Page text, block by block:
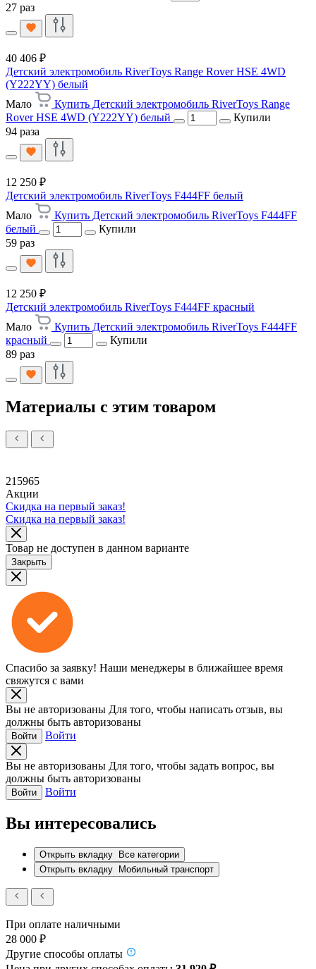
27 раз
40 406 ₽
Детский электромобиль RiverToys Range Rover HSE 4WD
(Y222YY) белый
Мало
Купить Детский электромобиль RiverToys Range
Rover HSE 4WD (Y222YY) белый
Купили
94 раза
12 250 ₽
Детский электромобиль RiverToys F444FF белый
Мало
Купить Детский электромобиль RiverToys F444FF
белый
Купили
59 раз
12 250 ₽
Детский электромобиль RiverToys F444FF красный
Мало
Купить Детский электромобиль RiverToys F444FF
красный
Купили
89 раз
Материалы с этим товаром
215965
Акции
Скидка на первый заказ!
Скидка на первый заказ!
Товар не доступен в данном варианте
Закрыть
Спасибо за заявку! Наши менеджеры в ближайшее время
свяжутся с вами
Вы не авторизованы Для того, чтобы написать отзыв, вы
должны быть авторизованы
Войти Войти
Вы не авторизованы Для того, чтобы задать вопрос, вы
должны быть авторизованы
Войти Войти
Вы интересовались
Открыть вкладку
Все категории
Открыть вкладку
Мобильный транспорт
При оплате наличными
28 000 ₽
Другие способы оплаты